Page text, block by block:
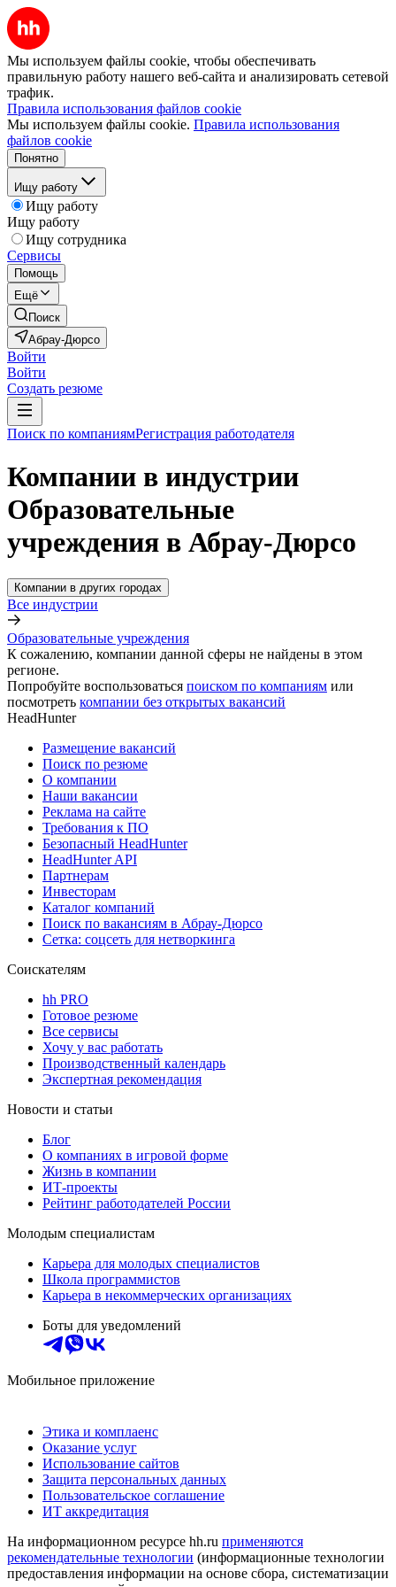
Мы используем файлы cookie, чтобы обеспечивать
правильную работу нашего веб-сайта и анализировать сетевой
трафик.
Правила использования файлов cookie
Мы используем файлы cookie. Правила использования
файлов cookie
Понятно
Ищу работу
Ищу работу
Ищу работу
Ищу сотрудника
Сервисы
Помощь
Ещё
Поиск
Абрау-Дюрсо
Войти
Войти
Создать резюме
Поиск по компаниямРегистрация работодателя
Компании в индустрии
Образовательные
учреждения в Абрау-Дюрсо
Компании в других городах
Все индустрии
Образовательные учреждения
К сожалению, компании данной сферы не найдены в этом
регионе.
Попробуйте воспользоваться поиском по компаниям или
посмотреть компании без открытых вакансий
HeadHunter
Размещение вакансий
Поиск по резюме
О компании
Наши вакансии
Реклама на сайте
Требования к ПО
Безопасный HeadHunter
HeadHunter API
Партнерам
Инвесторам
Каталог компаний
Поиск по вакансиям в Абрау-Дюрсо
Сетка: соцсеть для нетворкинга
Соискателям
hh PRO
Готовое резюме
Все сервисы
Хочу у вас работать
Производственный календарь
Экспертная рекомендация
Новости и статьи
Блог
О компаниях в игровой форме
Жизнь в компании
ИТ-проекты
Рейтинг работодателей России
Молодым специалистам
Карьера для молодых специалистов
Школа программистов
Карьера в некоммерческих организациях
Боты для уведомлений
Мобильное приложение
Этика и комплаенс
Оказание услуг
Использование сайтов
Защита персональных данных
Пользовательское соглашение
ИТ аккредитация
На информационном ресурсе hh.ru применяются
рекомендательные технологии (информационные технологии
предоставления информации на основе сбора, систематизации